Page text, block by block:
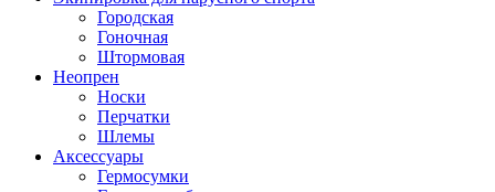
Городская
Гоночная
Штормовая
Неопрен
Носки
Перчатки
Шлемы
Аксессуары
Гермосумки